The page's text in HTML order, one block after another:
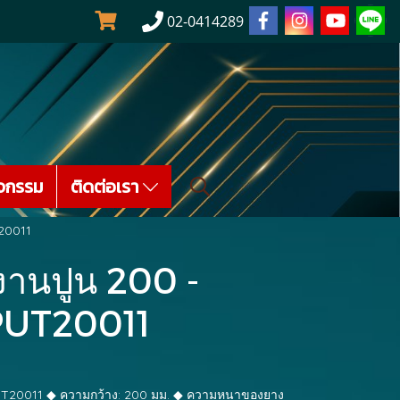
02-0414289
รรม ติดต่อเรา
านปูน 200 -
◆ ความกว้าง: 200 มม. ◆ ความหนาของยาง